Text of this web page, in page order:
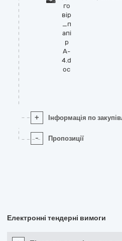
го
вір
_п
апі
р
А-
4.d
oc
+ Інформація по
- Пропозиції
Електронні тендерні вимоги